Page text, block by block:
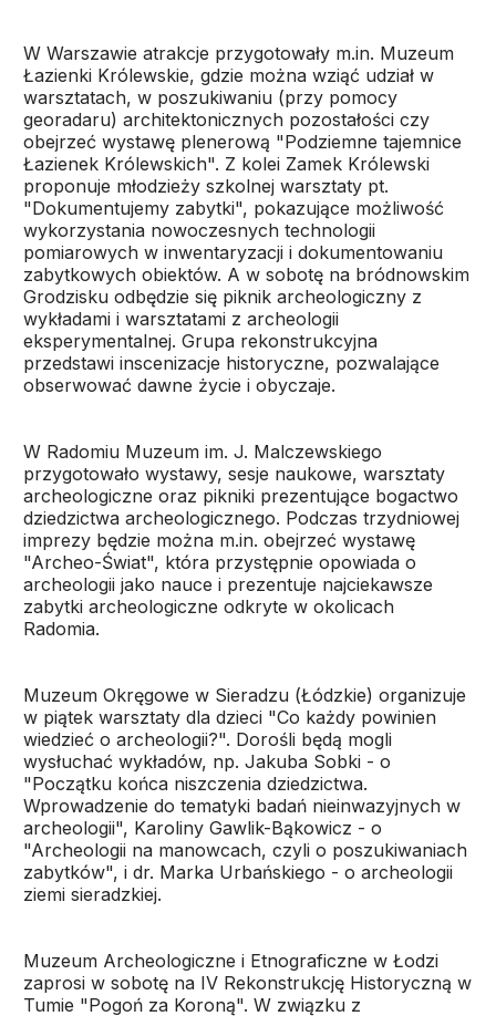
W Warszawie atrakcje przygotowały m.in. Muzeum
Łazienki Królewskie, gdzie można wziąć udział w
warsztatach, w poszukiwaniu (przy pomocy
georadaru) architektonicznych pozostałości czy
obejrzeć wystawę plenerową "Podziemne tajemnice
Łazienek Królewskich". Z kolei Zamek Królewski
proponuje młodzieży szkolnej warsztaty pt.
"Dokumentujemy zabytki", pokazujące możliwość
wykorzystania nowoczesnych technologii
pomiarowych w inwentaryzacji i dokumentowaniu
zabytkowych obiektów. A w sobotę na bródnowskim
Grodzisku odbędzie się piknik archeologiczny z
wykładami i warsztatami z archeologii
eksperymentalnej. Grupa rekonstrukcyjna
przedstawi inscenizacje historyczne, pozwalające
obserwować dawne życie i obyczaje.
W Radomiu Muzeum im. J. Malczewskiego
przygotowało wystawy, sesje naukowe, warsztaty
archeologiczne oraz pikniki prezentujące bogactwo
dziedzictwa archeologicznego. Podczas trzydniowej
imprezy będzie można m.in. obejrzeć wystawę
"Archeo-Świat", która przystępnie opowiada o
archeologii jako nauce i prezentuje najciekawsze
zabytki archeologiczne odkryte w okolicach
Radomia.
Muzeum Okręgowe w Sieradzu (Łódzkie) organizuje
w piątek warsztaty dla dzieci "Co każdy powinien
wiedzieć o archeologii?". Dorośli będą mogli
wysłuchać wykładów, np. Jakuba Sobki - o
"Początku końca niszczenia dziedzictwa.
Wprowadzenie do tematyki badań nieinwazyjnych w
archeologii", Karoliny Gawlik-Bąkowicz - o
"Archeologii na manowcach, czyli o poszukiwaniach
zabytków", i dr. Marka Urbańskiego - o archeologii
ziemi sieradzkiej.
Muzeum Archeologiczne i Etnograficzne w Łodzi
zaprosi w sobotę na IV Rekonstrukcję Historyczną w
Tumie "Pogoń za Koroną". W związku z